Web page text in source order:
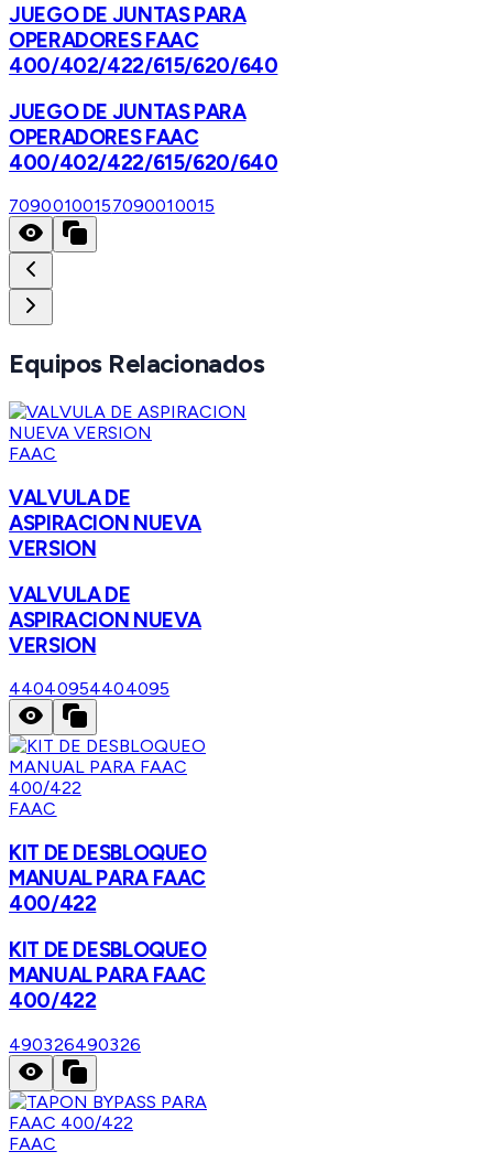
JUEGO DE JUNTAS PARA
OPERADORES FAAC
400/402/422/615/620/640
JUEGO DE JUNTAS PARA
OPERADORES FAAC
400/402/422/615/620/640
70900100157090010015
Equipos Relacionados
FAAC
VALVULA DE
ASPIRACION NUEVA
VERSION
VALVULA DE
ASPIRACION NUEVA
VERSION
44040954404095
FAAC
KIT DE DESBLOQUEO
MANUAL PARA FAAC
400/422
KIT DE DESBLOQUEO
MANUAL PARA FAAC
400/422
490326490326
FAAC